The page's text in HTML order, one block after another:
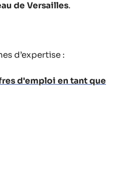
de Versailles.
d’expertise :
d'emploi en tant que